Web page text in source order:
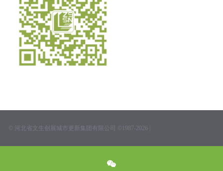
© 河北省文生创展城市更新集团有限公司 ©1987-2026 |